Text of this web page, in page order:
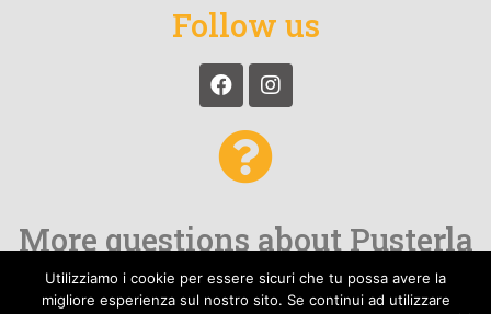
Follow us
More questions about Pusterla
and our wines?
Utilizziamo i cookie per essere sicuri che tu possa avere la
migliore esperienza sul nostro sito. Se continui ad utilizzare